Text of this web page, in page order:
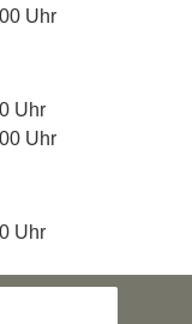
Uhr
Uhr
Uhr
Uhr